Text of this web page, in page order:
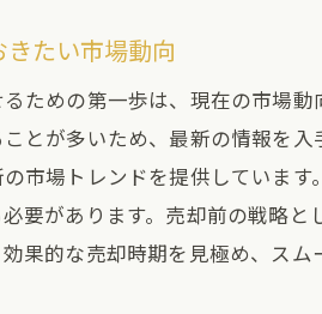
地
顧
安
たい市場動向
ための第一歩は、現在の市場
とが多いため、最新の情報を
市場トレンドを提供していま
要があります。売却前の戦略
果的な売却時期を見極め、スム